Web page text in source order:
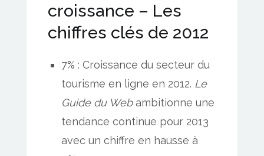
croissance – Les
chiffres clés de 2012
7% : Croissance du secteur du
tourisme en ligne en 2012. Le
Guide du Webambitionne une
tendance continue pour 2013
avec un chiffre en hausse à